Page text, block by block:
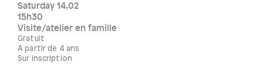
Saturday 14.02
15h30
Visite/atelier en famille
Gratuit
A partir de 4 ans
Sur inscription